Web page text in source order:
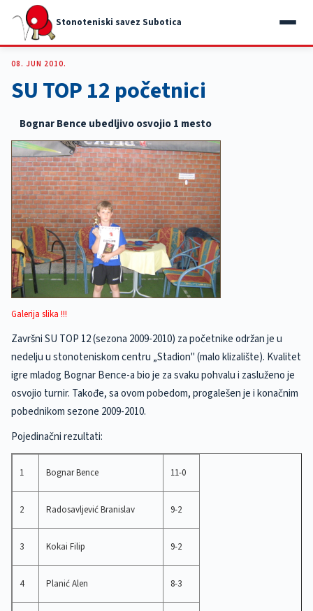
Stonoteniski savez Subotica
08. JUN 2010.
SU TOP 12 početnici
Bognar Bence ubedljivo osvojio 1 mesto
Galerija slika !!!
Završni SU TOP 12 (sezona 2009-2010) za početnike održan je u
nedelju u stonoteniskom centru „Stadion" (malo klizalište). Kvalitet
igre mladog Bognar Bence-a bio je za svaku pohvalu i zasluženo je
osvojio turnir. Takođe, sa ovom pobedom, progalešen je i konačnim
pobednikom sezone 2009-2010.
Pojedinačni rezultati:
1 Bognar Bence 11-0
2 Radosavljević Branislav 9-2
3 Kokai Filip 9-2
4 Planić Alen 8-3